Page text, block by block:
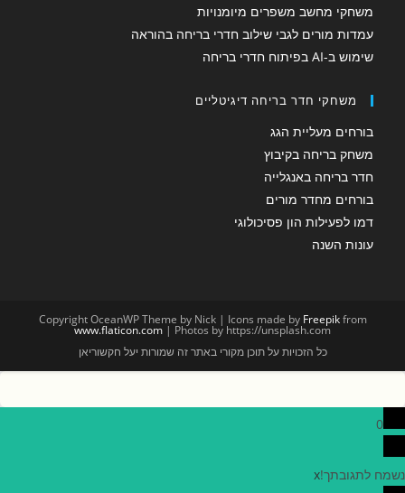
משחקי מחשב משפרים מיומנויות
עמדות מורים לגבי שילוב חדרי בריחה בהוראה
שימוש ב-AI בפיתוח חדרי בריחה
משחקי חדר בריחה דיגיטליים
בורחים מעליית הגג
משחק בריחה בקיבוץ
חדר בריחה באנגלייה
בורחים מחדר מורים
דמו לפעילות הון פסיכולוגי
עונות השנה
Copyright OceanWP Theme by Nick | Icons made by Freepikfrom
www.flaticon.com | Photos by https://unsplash.com
כל הזכויות על תוכן מקורי באתר זה שמורות יעל חקשוריאן
0
נשמח לתגובתך!x